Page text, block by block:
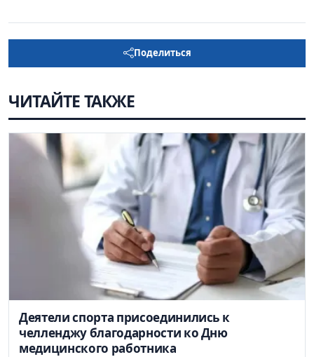
Поделиться
ЧИТАЙТЕ ТАКЖЕ
Деятели спорта присоединились к
челленджу благодарности ко Дню
медицинского работника